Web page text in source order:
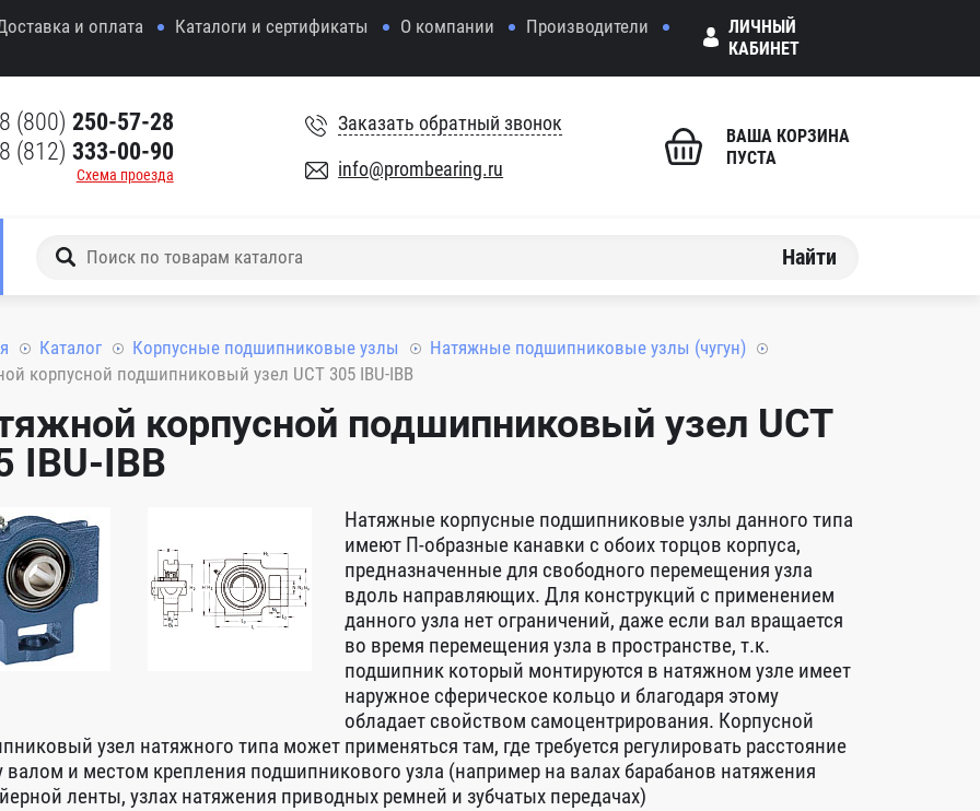
и оплата Каталоги и сертификаты О компании
Производители
ЛИЧНЫЙ
КАБИНЕТ
8 (800) 250-57-28
8 (812) 333-00-90
Схема проезда
Заказать обратный звонок
info@prombearing.ru
ВАША КОРЗИНА
ПУСТА
Найти
Каталог Корпусные подшипниковые узлы
Натяжные подшипниковые узлы (чугун)
корпусной подшипниковый узел UCT 305 IBU-IBB
корпусной подшипниковый узел UCT
IBU-IBB
Натяжные корпусные подшипниковые узлы данного типа
имеют П-образные канавки с обоих торцов корпуса,
предназначенные для свободного перемещения узла
вдоль направляющих. Для конструкций с применением
данного узла нет ограничений, даже если вал вращается
во время перемещения узла в пространстве, т.к.
подшипник который монтируются в натяжном узле имеет
наружное сферическое кольцо и благодаря этому
обладает свойством самоцентрирования. Корпусной
узел натяжного типа может применяться там, где требуется регулировать расстояние
и местом крепления подшипникового узла (например на валах барабанов натяжения
ленты, узлах натяжения приводных ремней и зубчатых передачах)